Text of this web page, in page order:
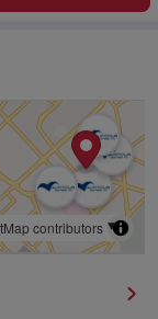
contributors